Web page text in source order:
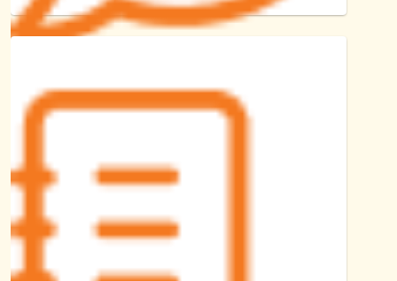
Acesse nosso FAQ e veja as perguntas frequentes
sobre o Meu MédicOnline.
Ir para FAQ